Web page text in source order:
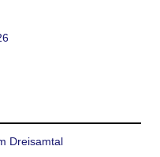
Dreisamtal